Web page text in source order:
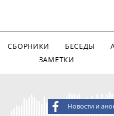
СБОРНИКИ БЕСЕДЫ
ЗАМЕТКИ
Новости и